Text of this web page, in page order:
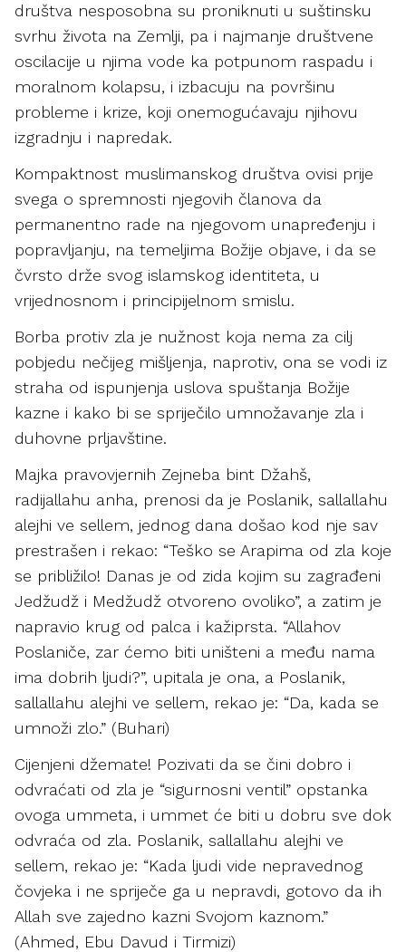
društva nesposobna su proniknuti u suštinsku
svrhu života na Zemlji, pa i najmanje društvene
oscilacije u njima vode ka potpunom raspadu i
moralnom kolapsu, i izbacuju na površinu
probleme i krize, koji onemogućavaju njihovu
izgradnju i napredak.
Kompaktnost muslimanskog društva ovisi prije
svega o spremnosti njegovih članova da
permanentno rade na njegovom unapređenju i
popravljanju, na temeljima Božije objave, i da se
čvrsto drže svog islamskog identiteta, u
vrijednosnom i principijelnom smislu.
Borba protiv zla je nužnost koja nema za cilj
pobjedu nečijeg mišljenja, naprotiv, ona se vodi iz
straha od ispunjenja uslova spuštanja Božije
kazne i kako bi se spriječilo umnožavanje zla i
duhovne prljavštine.
Majka pravovjernih Zejneba bint Džahš,
radijallahu anha, prenosi da je Poslanik, sallallahu
alejhi ve sellem, jednog dana došao kod nje sav
prestrašen i rekao: “Teško se Arapima od zla koje
se približilo! Danas je od zida kojim su zagrađeni
Jedžudž i Medžudž otvoreno ovoliko”, a zatim je
napravio krug od palca i kažiprsta. “Allahov
Poslaniče, zar ćemo biti uništeni a među nama
ima dobrih ljudi?”, upitala je ona, a Poslanik,
sallallahu alejhi ve sellem, rekao je: “Da, kada se
umnoži zlo.” (Buhari)
Cijenjeni džemate! Pozivati da se čini dobro i
odvraćati od zla je “sigurnosni ventil” opstanka
ovoga ummeta, i ummet će biti u dobru sve dok
odvraća od zla. Poslanik, sallallahu alejhi ve
sellem, rekao je: “Kada ljudi vide nepravednog
čovjeka i ne spriječe ga u nepravdi, gotovo da ih
Allah sve zajedno kazni Svojom kaznom.”
(Ahmed, Ebu Davud i Tirmizi)